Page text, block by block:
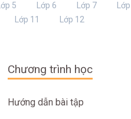
Lớp 5 Lớp 6 Lớp 7
Lớp
Lớp 11 Lớp 12
Chương trình học
Hướng dẫn bài tập